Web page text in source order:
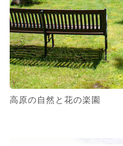
高原の自然と花の楽園